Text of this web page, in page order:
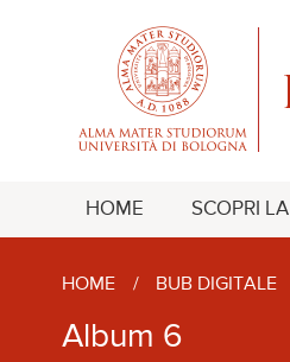
HOME SCOPRI
HOME / BUB DIGITALE
Album 6